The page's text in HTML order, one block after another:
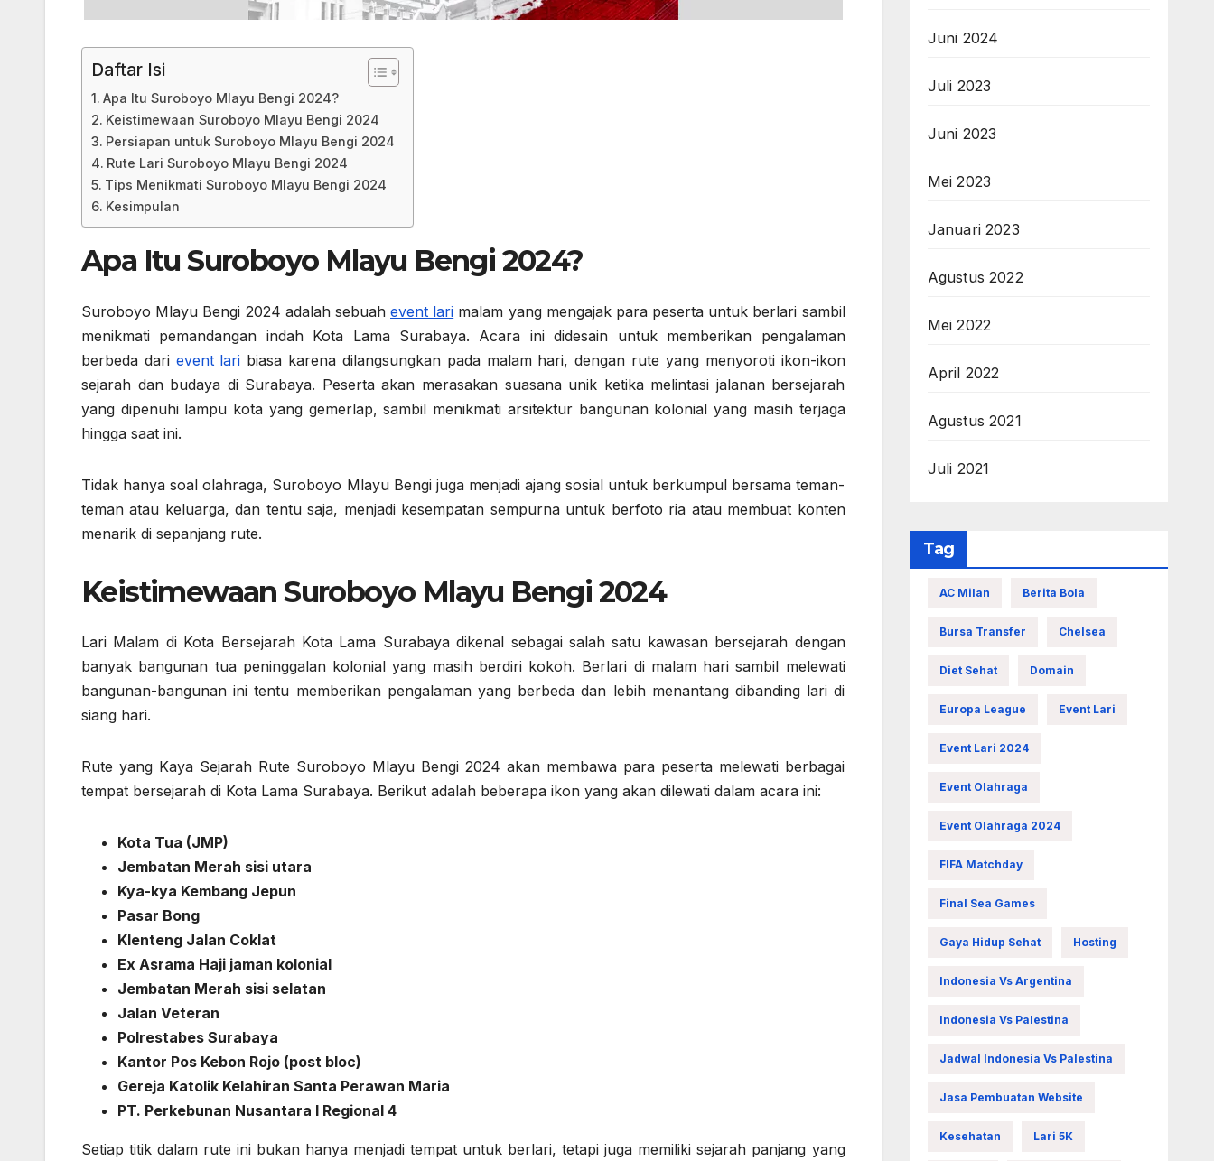
Daftar Isi
Apa Itu Suroboyo Mlayu Bengi 2024?
Keistimewaan Suroboyo Mlayu Bengi 2024
Persiapan untuk Suroboyo Mlayu Bengi 2024
Rute Lari Suroboyo Mlayu Bengi 2024
Tips Menikmati Suroboyo Mlayu Bengi 2024
Kesimpulan
Apa Itu Suroboyo Mlayu Bengi 2024?
Suroboyo Mlayu Bengi 2024 adalah sebuah event lari malam yang mengajak para peserta untuk berlari sambil
menikmati pemandangan indah Kota Lama Surabaya. Acara ini didesain untuk memberikan pengalaman
berbeda dari event lari biasa karena dilangsungkan pada malam hari, dengan rute yang menyoroti ikon-ikon
sejarah dan budaya di Surabaya. Peserta akan merasakan suasana unik ketika melintasi jalanan bersejarah
yang dipenuhi lampu kota yang gemerlap, sambil menikmati arsitektur bangunan kolonial yang masih terjaga
hingga saat ini.
Tidak hanya soal olahraga, Suroboyo Mlayu Bengi juga menjadi ajang sosial untuk berkumpul bersama teman-
teman atau keluarga, dan tentu saja, menjadi kesempatan sempurna untuk berfoto ria atau membuat konten
menarik di sepanjang rute.
Keistimewaan Suroboyo Mlayu Bengi 2024
Lari Malam di Kota Bersejarah Kota Lama Surabaya dikenal sebagai salah satu kawasan bersejarah dengan
banyak bangunan tua peninggalan kolonial yang masih berdiri kokoh. Berlari di malam hari sambil melewati
bangunan-bangunan ini tentu memberikan pengalaman yang berbeda dan lebih menantang dibanding lari di
siang hari.
Rute yang Kaya Sejarah Rute Suroboyo Mlayu Bengi 2024 akan membawa para peserta melewati berbagai
tempat bersejarah di Kota Lama Surabaya. Berikut adalah beberapa ikon yang akan dilewati dalam acara ini:
Kota Tua (JMP)
Jembatan Merah sisi utara
Kya-kya Kembang Jepun
Pasar Bong
Klenteng Jalan Coklat
Ex Asrama Haji jaman kolonial
Jembatan Merah sisi selatan
Jalan Veteran
Polrestabes Surabaya
Kantor Pos Kebon Rojo (post bloc)
Gereja Katolik Kelahiran Santa Perawan Maria
PT. Perkebunan Nusantara I Regional 4
Setiap titik dalam rute ini bukan hanya menjadi tempat untuk berlari, tetapi juga memiliki sejarah panjang yang
Juni 2024
Juli 2023
Juni 2023
Mei 2023
Januari 2023
Agustus 2022
Mei 2022
April 2022
Agustus 2021
Juli 2021
Tag
AC Milan Berita Bola
Bursa Transfer Chelsea
Diet Sehat Domain
Europa League Event Lari
Event Lari 2024
Event Olahraga
Event Olahraga 2024
FIFA Matchday
Final Sea Games
Gaya Hidup Sehat Hosting
Indonesia Vs Argentina
Indonesia Vs Palestina
Jadwal Indonesia Vs Palestina
Jasa Pembuatan Website
Kesehatan Lari 5K